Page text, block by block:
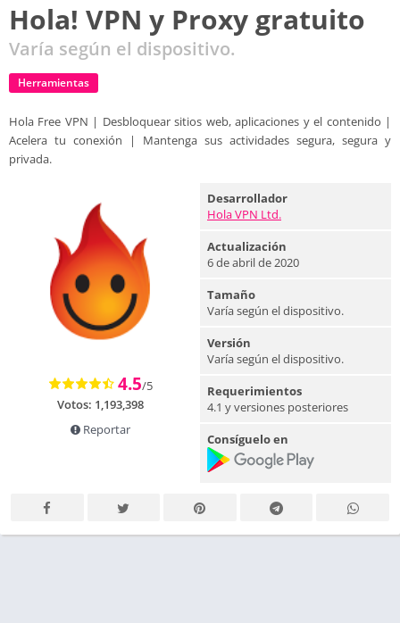
Hola! VPN y Proxy gratuito
Varía según el dispositivo.
Herramientas
Hola Free VPN | Desbloquear sitios web, aplicaciones y el contenido |
Acelera tu conexión | Mantenga sus actividades segura, segura y
privada.
4.5/5
Votos: 1,193,398
Reportar
Desarrollador
Hola VPN Ltd.
Actualización
6 de abril de 2020
Tamaño
Varía según el dispositivo.
Versión
Varía según el dispositivo.
Requerimientos
4.1 y versiones posteriores
Consíguelo en